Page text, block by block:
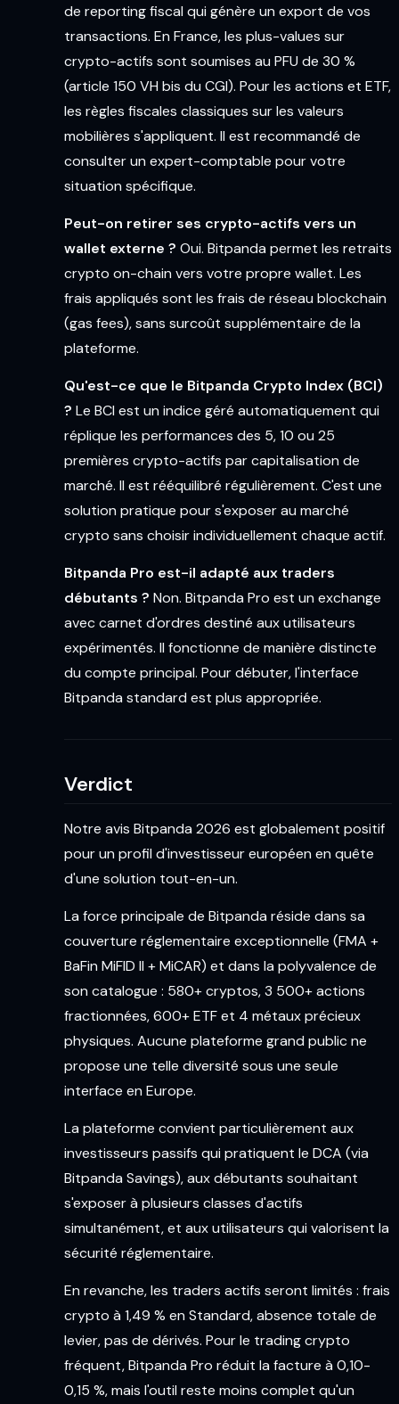
de reporting fiscal qui génère un export de vos
transactions. En France, les plus-values sur
crypto-actifs sont soumises au PFU de 30 %
(article 150 VH bis du CGI). Pour les actions et ETF,
les règles fiscales classiques sur les valeurs
mobilières s'appliquent. Il est recommandé de
consulter un expert-comptable pour votre
situation spécifique.
Peut-on retirer ses crypto-actifs vers un
wallet externe ? Oui. Bitpanda permet les retraits
crypto on-chain vers votre propre wallet. Les
frais appliqués sont les frais de réseau blockchain
(gas fees), sans surcoût supplémentaire de la
plateforme.
Qu'est-ce que le Bitpanda Crypto Index (BCI)
? Le BCI est un indice géré automatiquement qui
réplique les performances des 5, 10 ou 25
premières crypto-actifs par capitalisation de
marché. Il est rééquilibré régulièrement. C'est une
solution pratique pour s'exposer au marché
crypto sans choisir individuellement chaque actif.
Bitpanda Pro est-il adapté aux traders
débutants ? Non. Bitpanda Pro est un exchange
avec carnet d'ordres destiné aux utilisateurs
expérimentés. Il fonctionne de manière distincte
du compte principal. Pour débuter, l'interface
Bitpanda standard est plus appropriée.
Verdict
Notre avis Bitpanda 2026 est globalement positif
pour un profil d'investisseur européen en quête
d'une solution tout-en-un.
La force principale de Bitpanda réside dans sa
couverture réglementaire exceptionnelle (FMA +
BaFin MiFID II + MiCAR) et dans la polyvalence de
son catalogue : 580+ cryptos, 3 500+ actions
fractionnées, 600+ ETF et 4 métaux précieux
physiques. Aucune plateforme grand public ne
propose une telle diversité sous une seule
interface en Europe.
La plateforme convient particulièrement aux
investisseurs passifs qui pratiquent le DCA (via
Bitpanda Savings), aux débutants souhaitant
s'exposer à plusieurs classes d'actifs
simultanément, et aux utilisateurs qui valorisent la
sécurité réglementaire.
En revanche, les traders actifs seront limités : frais
crypto à 1,49 % en Standard, absence totale de
levier, pas de dérivés. Pour le trading crypto
fréquent, Bitpanda Pro réduit la facture à 0,10-
0,15 %, mais l'outil reste moins complet qu'un